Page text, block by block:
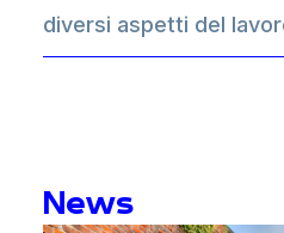
diversi aspetti del
Le domande hanno
aspetti più legati alla
News